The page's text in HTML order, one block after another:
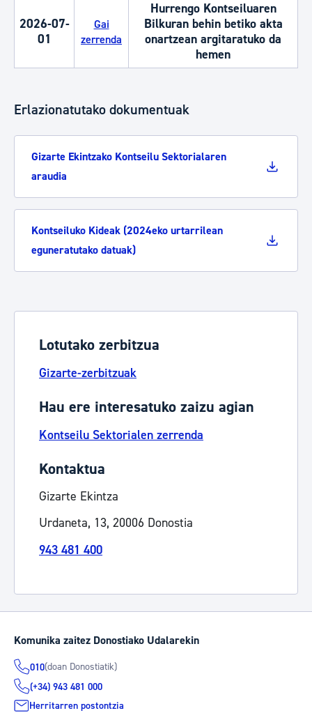
2026-07-
01
Gai
zerrenda
Hurrengo Kontseiluaren
Bilkuran behin betiko akta
onartzean argitaratuko da
hemen
Erlazionatutako dokumentuak
Gizarte Ekintzako Kontseilu Sektorialaren
araudia
Kontseiluko Kideak (2024eko urtarrilean
eguneratutako datuak)
Lotutako zerbitzua
Gizarte-zerbitzuak
Hau ere interesatuko zaizu agian
Kontseilu Sektorialen zerrenda
Kontaktua
Gizarte Ekintza
Urdaneta, 13, 20006 Donostia
943 481 400
Komunika zaitez Donostiako Udalarekin
010(doan Donostiatik)
(+34) 943 481 000
Herritarren postontzia